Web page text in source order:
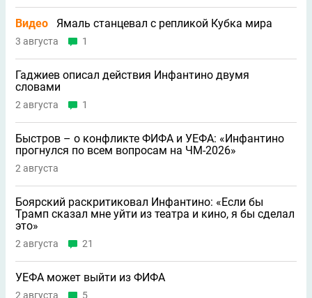
Видео Ямаль станцевал с репликой Кубка мира
3 августа 1
Гаджиев описал действия Инфантино двумя
словами
2 августа 1
Быстров – о конфликте ФИФА и УЕФА: «Инфантино
прогнулся по всем вопросам на ЧМ-2026»
2 августа
Боярский раскритиковал Инфантино: «Если бы
Трамп сказал мне уйти из театра и кино, я бы сделал
это»
2 августа 21
УЕФА может выйти из ФИФА
2 августа 5